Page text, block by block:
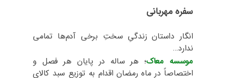
آنها را بصورت حضوری به موسسه تحویل دهید
زیرا امکان قانونی مراجعه به درب منزل از طرف
موسسه وجود ندارد
سفره مهربانی
انگار داستان زندگیِ سختِ برخی آدم‌ها تمامی
ندارد…
موسسه معاک؛ هر ساله در پایان هر فصل و
اختصاصاً در ماه رمضان اقدام به توزیع سبد کالای